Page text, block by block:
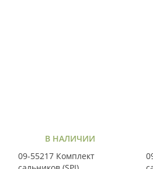
В НАЛИЧИИ
09-55217 Комплект